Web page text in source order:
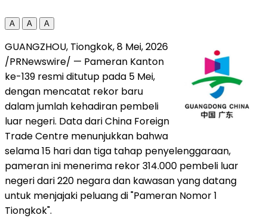
A A A
GUANGZHOU, Tiongkok,8 Mei, 2026
/PRNewswire/ — Pameran Kanton
ke-139 resmi ditutup pada 5 Mei,
dengan mencatat rekor baru
dalam jumlah kehadiran pembeli
luar negeri. Data dari China Foreign
Trade Centre menunjukkan bahwa
selama 15 hari dan tiga tahap penyelenggaraan,
pameran ini menerima rekor 314.000 pembeli luar
negeri dari 220 negara dan kawasan yang datang
untuk menjajaki peluang di "Pameran Nomor 1
Tiongkok".